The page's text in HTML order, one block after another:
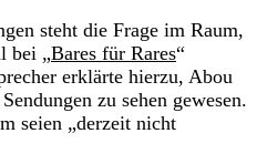
steht die Frage im Raum,
bei „Bares für Rares“
erklärte hierzu, Abou
zu sehen gewesen.
seien „derzeit nicht